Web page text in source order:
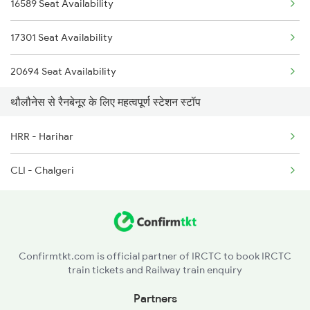
6210 Mys Aii Fest Spl
6242 Ubl Sbc Spl
6535 Mys Sur Exp
6536 Sur Mys Spl
6587 Ypr Bkn Exp
6588 Bkn Ypr Exp Spl
16589 Seat Availability
17301 Seat Availability
20694 Seat Availability
17391 Seat Availability
12079 Seat Availability
11022 Seat Availability
12725 Seat Availability
थौलौनेस से रैनबेनूर के लिए महत्वपूर्ण स्टेशन स्टॉप
HRR - Harihar
CLI - Chalgeri
Confirmtkt.com is official partner of IRCTC to book IRCTC
train tickets and Railway train enquiry
Partners